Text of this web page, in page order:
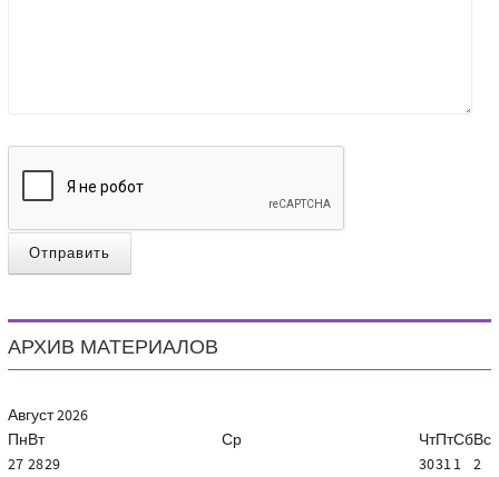
Отправить
АРХИВ МАТЕРИАЛОВ
Август2026
ПнВт Ср ЧтПтСбВс
27 2829 30311 2